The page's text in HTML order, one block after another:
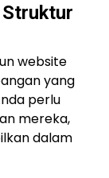
Struktur
website
yang
perlu
mereka,
dalam